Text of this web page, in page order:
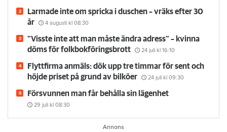
Larmade inte om spricka i duschen – vräks efter 30
år
4 augusti kl 08:30
”Visste inte att man måste ändra adress” – kvinna
döms för folkbokföringsbrott
24 juli kl 16:10
Flyttfirma anmäls: dök upp tre timmar för sent och
höjde priset på grund av bilköer
24 juli kl 09:30
Försvunnen man får behålla sin lägenhet
29 juli kl 08:30